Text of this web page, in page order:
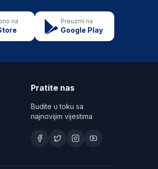
na Preuzmi na
Google Play
Pratite nas
Budite u toku sa
najnovijim vijestima